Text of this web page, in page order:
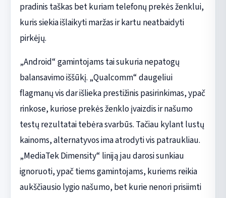
pradinis taškas bet kuriam telefonų prekės ženklui,
kuris siekia išlaikyti maržas ir kartu neatbaidyti
pirkėjų.
„Android“ gamintojams tai sukuria nepatogų
balansavimo iššūkį. „Qualcomm“ daugeliui
flagmanų vis dar išlieka prestižinis pasirinkimas, ypač
rinkose, kuriose prekės ženklo įvaizdis ir našumo
testų rezultatai tebėra svarbūs. Tačiau kylant lustų
kainoms, alternatyvos ima atrodyti vis patraukliau.
„MediaTek Dimensity“ liniją jau darosi sunkiau
ignoruoti, ypač tiems gamintojams, kuriems reikia
aukščiausio lygio našumo, bet kurie nenori prisiimti